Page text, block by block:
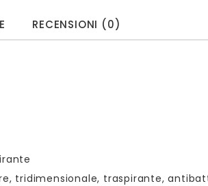
RECENSIONI (0)
tridimensionale, traspirante,